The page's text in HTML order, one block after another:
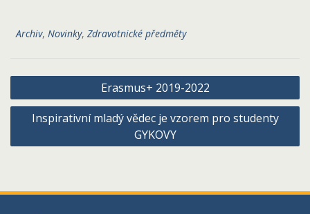
Archiv, Novinky, Zdravotnické předměty
Navigace
pro
příspěvek
Erasmus+ 2019-2022
Inspirativní mladý vědec je vzorem pro studenty
GYKOVY